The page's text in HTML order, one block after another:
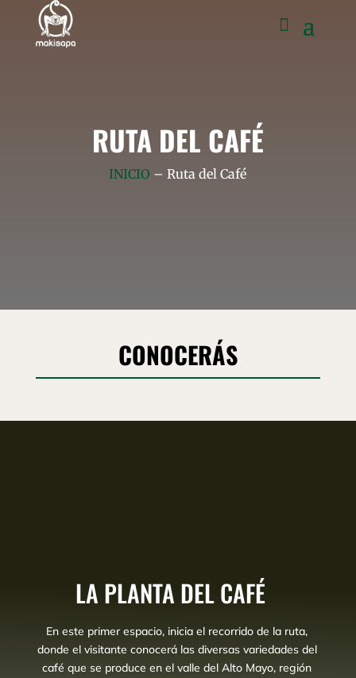
RUTA DEL CAFÉ
INICIO – Ruta del Café
CONOCERÁS
LA PLANTA DEL CAFÉ
En este primer espacio, inicia el recorrido de la ruta,
donde el visitante conocerá las diversas variedades del
café que se produce en el valle del Alto Mayo, región